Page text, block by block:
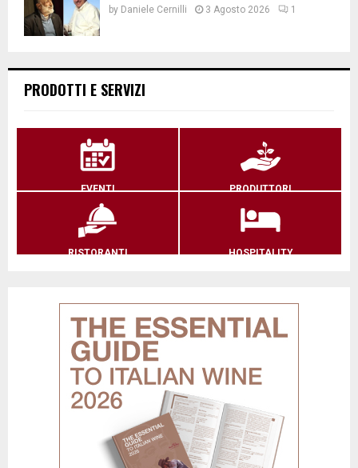
by Daniele Cernilli 3 Agosto 2026 1
PRODOTTI E SERVIZI
EVENTI PRODUTTORI
RISTORANTI HOSPITALITY